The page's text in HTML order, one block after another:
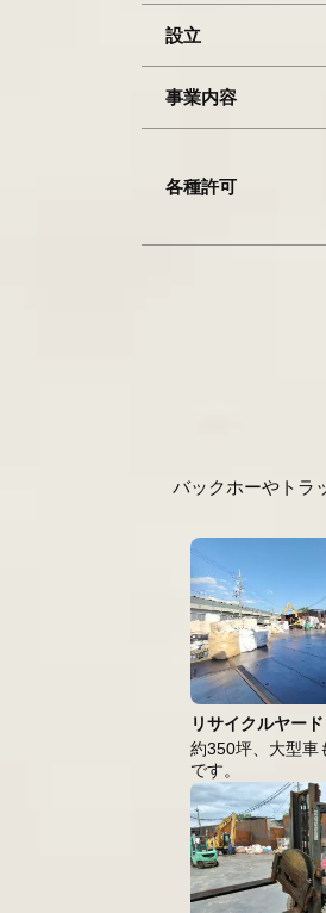
設立
事業内容
各種許可
バックホーやトラ
リサイクルヤード
約350坪、大型車
です。